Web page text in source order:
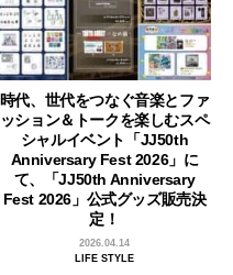
時代、世代をつなぐ音楽とファ
ッション＆トークを楽しむスペ
シャルイベント「JJ50th
Anniversary Fest 2026」に
て、「JJ50th Anniversary
Fest 2026」公式グッズ販売決
定！
2026.04.14
LIFE STYLE